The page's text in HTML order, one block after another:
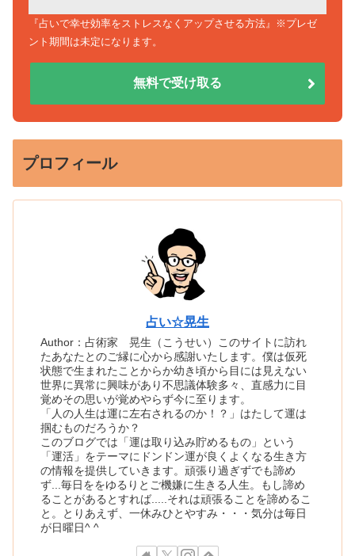
『占いで幸せ効率をストレスなくアップさせる方法』※プレゼ
ント期間は未定になります。
無料で受け取る
プロフィール
占い☆晃生
Author：占術家 晃生（こうせい）このサイトに訪れ
たあなたとのご縁に心から感謝いたします。僕は仮死
状態で生まれたことからか幼き頃から目には見えない
世界に異常に興味があり不思議体験多々、直感力に目
覚めその思いが覚めやらず今に至ります。
「人の人生は運に左右されるのか！？」はたして運は
掴むものだろうか？
このブログでは「運は取り込み貯めるもの」という
「運活」をテーマにドンドン運が良くよくなる生き方
の情報を提供していきます。頑張り過ぎずでも諦め
ず...毎日ををゆるりとご機嫌に生きる人生。もし諦め
ることがあるとすれば.....それは頑張ることを諦めるこ
と。とりあえず、一休みひとやすみ・・・気分は毎日
が日曜日^ ^